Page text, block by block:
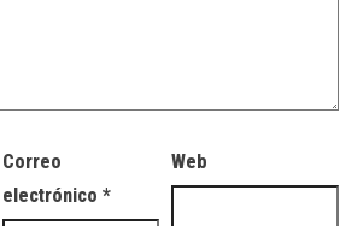
Correo
electrónico*
Web